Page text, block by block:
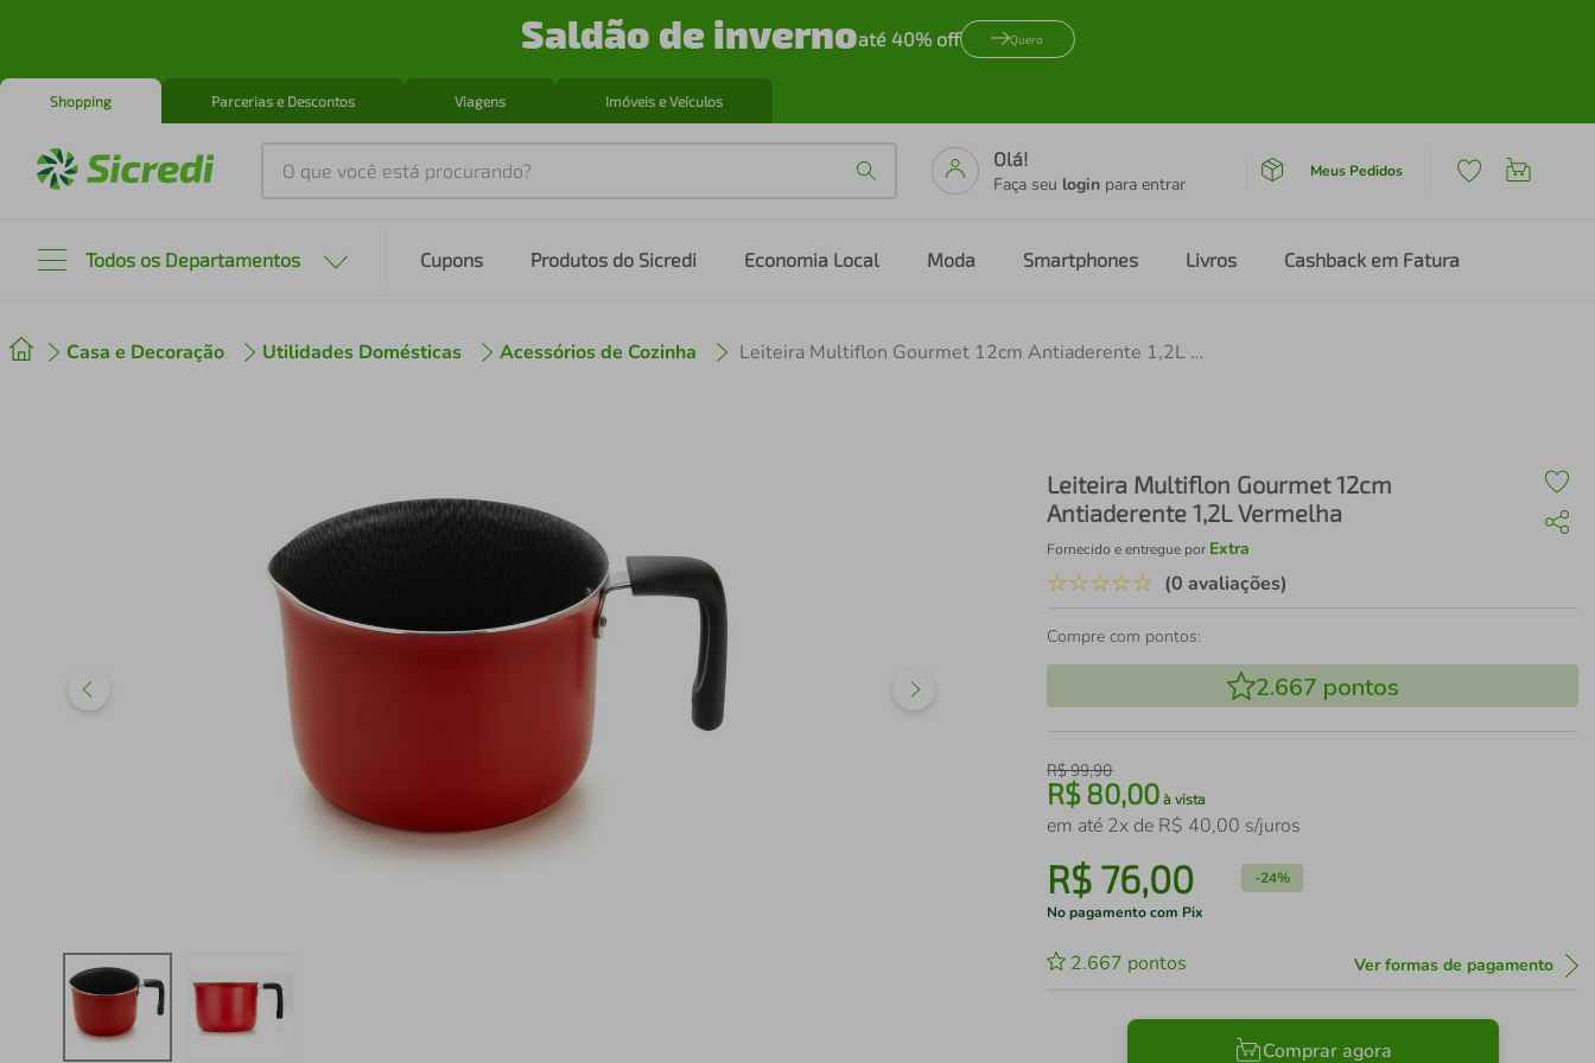
Saldão de invernoaté 40% off Quero
Shopping Parcerias e Descontos Viagens Imóveis e Veículos
O que você está procurando?
Olá!
Faça seu login para entrar
Meus Pedidos
Todos os Departamentos Cupons Produtos do Sicredi Economia Local Moda Smartphones Livros Cashback em Fatura
Casa e Decoração Utilidades Domésticas Acessórios de Cozinha Leiteira Multiflon Gourmet 12cm Antiaderente 1,2L Vermelha
Leiteira Multiflon Gourmet 12cm
Antiaderente 1,2L Vermelha
Fornecido e entregue por Extra
☆☆☆☆☆ (0 avaliações)
Compre com pontos:
2.667 pontos
R$99,90
R$80,00 à vista
em até 2x de R$ 40,00 s/juros
R$ 76,00 -24%
No pagamento com Pix
2.667 pontos Ver formas de pagamento
Comprar agora
º cafeteira
iphone